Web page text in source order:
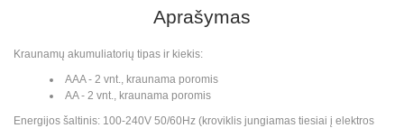
Aprašymas
Kraunamų akumuliatorių tipas ir kiekis:
AAA - 2 vnt., kraunama poromis
AA - 2 vnt., kraunama poromis
Energijos šaltinis: 100-240V 50/60Hz (kroviklis jungiamas tiesiai į elektros